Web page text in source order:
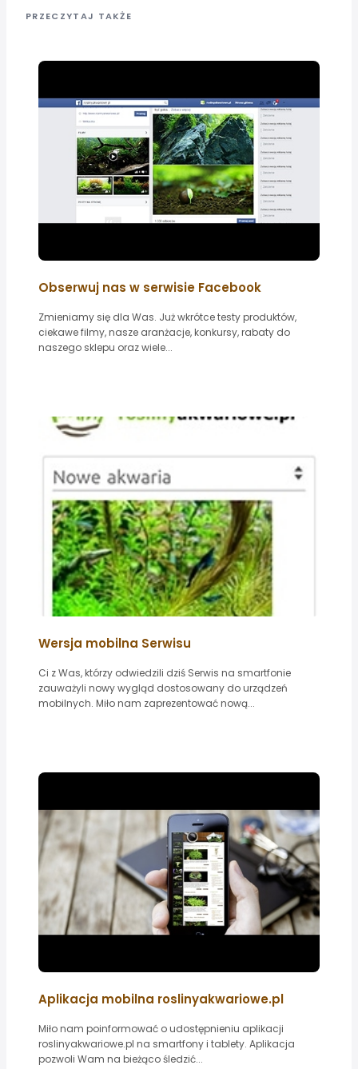
PRZECZYTAJ TAKŻE
Obserwuj nas w serwisie Facebook
Zmieniamy się dla Was. Już wkrótce testy produktów,
ciekawe filmy, nasze aranżacje, konkursy, rabaty do
naszego sklepu oraz wiele...
Wersja mobilna Serwisu
Ci z Was, którzy odwiedzili dziś Serwis na smartfonie
zauważyli nowy wygląd dostosowany do urządzeń
mobilnych. Miło nam zaprezentować nową...
Aplikacja mobilna roslinyakwariowe.pl
Miło nam poinformować o udostępnieniu aplikacji
roslinyakwariowe.pl na smartfony i tablety. Aplikacja
pozwoli Wam na bieżąco śledzić...